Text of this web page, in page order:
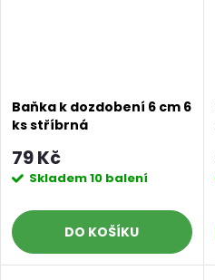
Baňka k dozdobení 6 cm 6
ks stříbrná
79 Kč
Skladem10 balení
DO KOŠÍKU